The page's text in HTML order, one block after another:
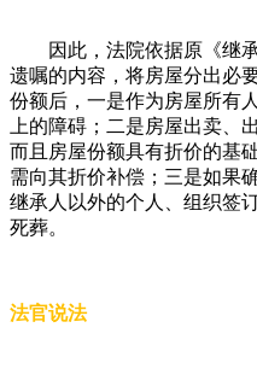
因此，法院依据原《继承
遗嘱的内容，将房屋分出必
份额后，一是作为房屋所有
上的障碍；二是房屋出卖、
而且房屋份额具有折价的基
需向其折价补偿；三是如果
继承人以外的个人、组织签
死葬。
法官说法